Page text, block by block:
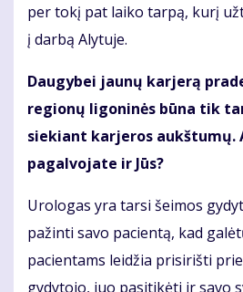
per tokį pat laiko tarpą, kurį
į darbą Alytuje.
Daugybei jaunų karjerą
regionų ligoninės būna tik
siekiant karjeros aukštumų.
pagalvojate ir Jūs?
Urologas yra tarsi šeimos
pažinti savo pacientą, kad
pacientams leidžia prisirišti
gydytojo, juo pasitikėti ir savo